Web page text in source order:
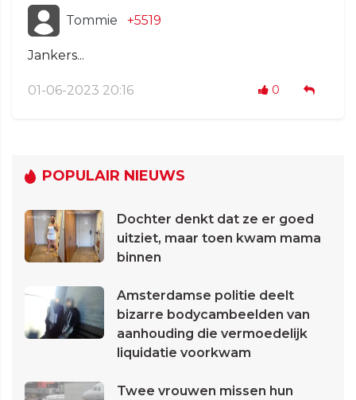
Tommie +5519
Jankers...
01-06-2023 20:16 0
POPULAIR NIEUWS
Dochter denkt dat ze er goed
uitziet, maar toen kwam mama
binnen
Amsterdamse politie deelt
bizarre bodycambeelden van
aanhouding die vermoedelijk
liquidatie voorkwam
Twee vrouwen missen hun